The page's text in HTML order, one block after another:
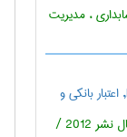
Bank credit and economic growth, اعتبار بانکی و
نویسنده/ناشر/نام مجله: MPRA ، سال نشر 2012 /